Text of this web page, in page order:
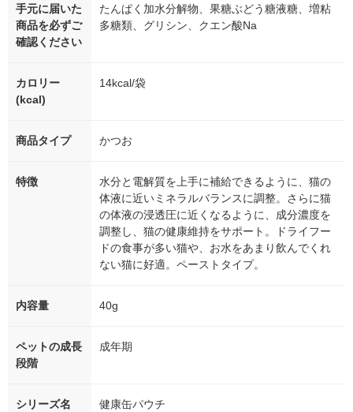
手元に届いた
商品を必ずご
確認ください
たんぱく加水分解物、果糖ぶどう糖液糖、増粘
多糖類、グリシン、クエン酸Na
カロリー
(kcal)
14kcal/袋
商品タイプ かつお
特徴
水分と電解質を上手に補給できるように、猫の
体液に近いミネラルバランスに調整。さらに猫
の体液の浸透圧に近くなるように、成分濃度を
調整し、猫の健康維持をサポート。ドライフー
ドの食事が多い猫や、お水をあまり飲んでくれ
ない猫に好適。ペーストタイプ。
内容量 40g
ペットの成長
段階
成年期
シリーズ名 健康缶パウチ